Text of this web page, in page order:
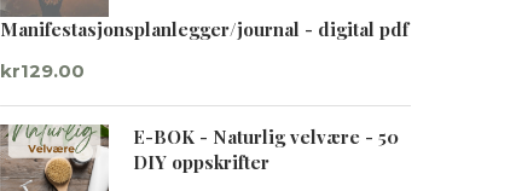
Manifestasjonsplanlegger/journal - digital pdf
kr129.00
E-BOK - Naturlig velvære - 50
DIY oppskrifter